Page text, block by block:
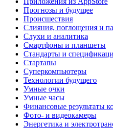
Прогнозы и будущее
Происшествия
Слияния, поглощения и
Слухи и аналитика
Смартфоны и планшеты
Стандарты и
Стартапы
Суперкомпьютеры
Технологии будущего
Умные очки
Умные часы
Финансовые результаты
Фото- и видеокамеры
Энергетика и